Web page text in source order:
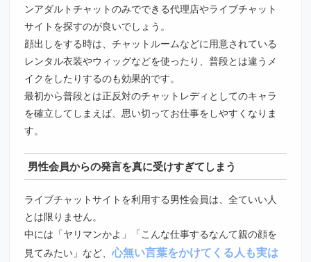
ンアダルトチャットのみでできる代理店やライブチャット
サイトを探すのが良いでしょう。
顔出しをする時は、チャットルームなどに用意されている
レンタル衣装やウィッグなどを使ったり、普段とは違うメ
イクをしたりするのも効果的です。
最初から普段とは正反対のチャットレディとしてのキャラ
を確立してしまえば、思い切ってお仕事をしやすくなりま
す。
男性会員からの発言を真に受けすぎてしまう
ライブチャットサイトを利用する男性会員は、全ていい人
とは限りません。
中には「ヤリマンかよ」「こんな仕事するなんて親の顔を
見てみたい」など、心無い言葉をかけてくる人も実は